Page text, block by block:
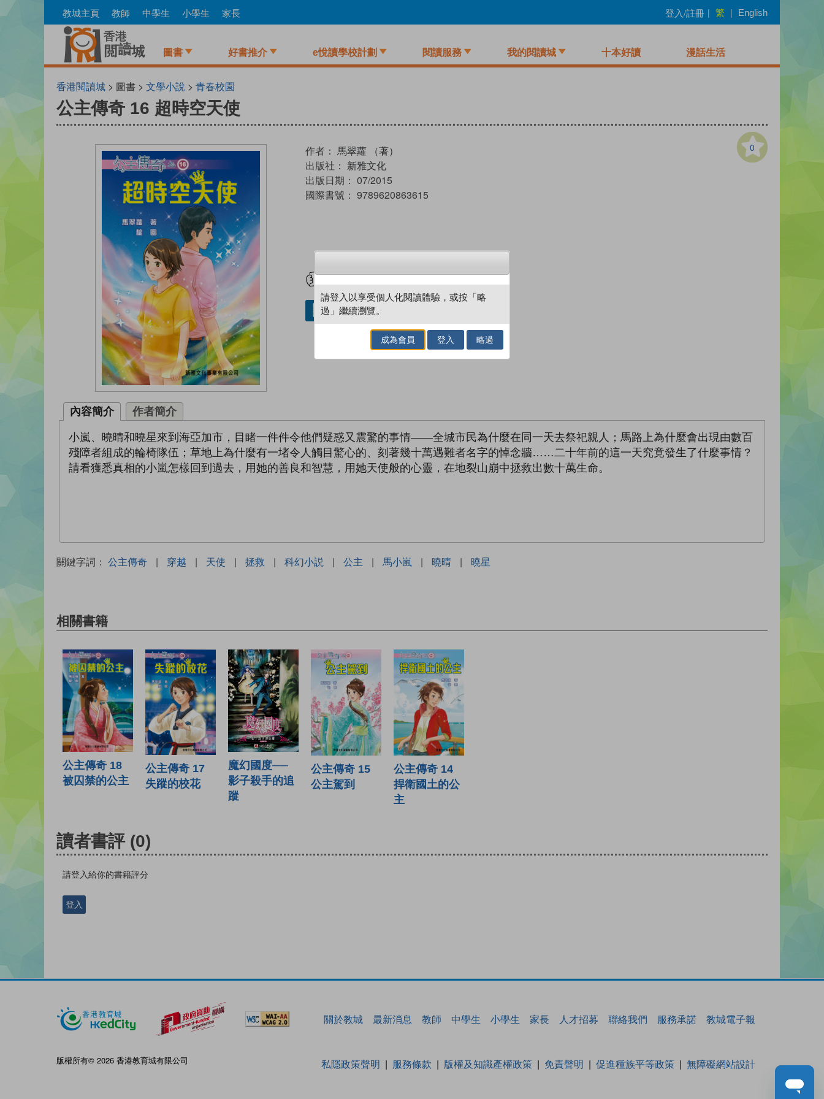
to
教城主頁 教師 中學生 小學生 家長 登入/註冊 | 繁 | English
圖書 好書推介 e悅讀學校計劃 閱讀服務 我的閱讀城 十本好讀 漫話生活
香港閱讀城 > 圖書 > 文學小說 > 青春校園
公主傳奇 16 超時空天使
0
作者： 馬翠蘿 （著）
出版社： 新雅文化
出版日期： 07/2015
國際書號： 9789620863615
借閱實體書
內容簡介 作者簡介
小嵐、曉晴和曉星來到海亞加市，目睹一件件令他們疑惑又震驚的事情——全城市民為什麼在同一天去祭祀親人；馬路上為什麼會出現由數百
殘障者組成的輪椅隊伍；草地上為什麼有一堵令人觸目驚心的、刻著幾十萬遇難者名字的悼念牆……二十年前的這一天究竟發生了什麼事情？
請看獲悉真相的小嵐怎樣回到過去，用她的善良和智慧，用她天使般的心靈，在地裂山崩中拯救出數十萬生命。
關鍵字詞： 公主傳奇 | 穿越 | 天使 | 拯救 | 科幻小説 | 公主 | 馬小嵐 | 曉晴 | 曉星
相關書籍
公主傳奇 18
被囚禁的公主
公主傳奇 17
失蹤的校花
魔幻國度──
影子殺手的追
蹤
公主傳奇 15
公主駕到
公主傳奇 14
捍衛國土的公
主
讀者書評 (0)
請登入給你的書籍評分
登入
關於教城 最新消息 教師 中學生 小學生 家長 人才招募 聯絡我們 服務承諾 教城電子報
版權所有© 2026 香港教育城有限公司 私隱政策聲明 服務條款 版權及知識產權政策 免責聲明 促進種族平等政策 無障礙網站設計
請登入以享受個人化閱讀體驗，或按「略
過」繼續瀏覽。
成為會員 登入 略過